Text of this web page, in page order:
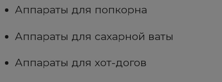
Аппараты для попкорна
Аппараты для сахарной ваты
Аппараты для хот-догов